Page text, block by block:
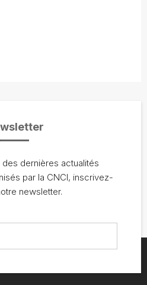
dernières actualités
par la CNCI, inscrivez-
newsletter.